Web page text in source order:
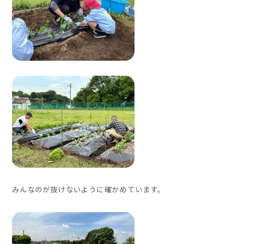
みんなのが抜けないように確かめています。